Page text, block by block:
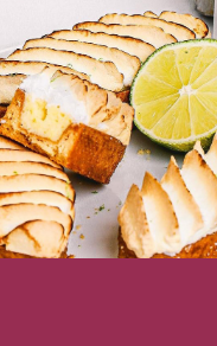
7 mm de l'autre côté